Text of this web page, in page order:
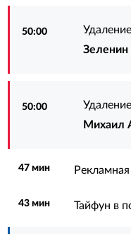
50:00
Зеленин
50:00
Михаил
47 мин Рекламная
43 мин Тайфун в